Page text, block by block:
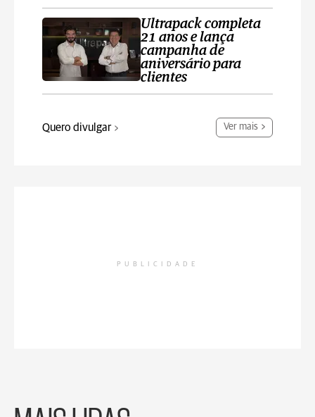
Ultrapack completa
21 anos e lança
campanha de
aniversário para
clientes
Quero divulgar Ver mais
PUBLICIDADE